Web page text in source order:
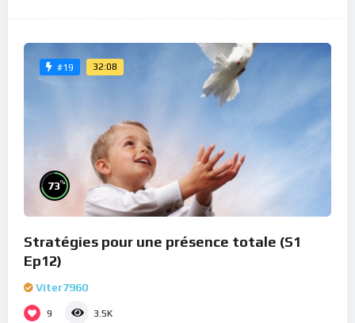
#19 32:08
73%
Stratégies pour une présence totale (S1
Ep12)
Viter7960
9 3.5K